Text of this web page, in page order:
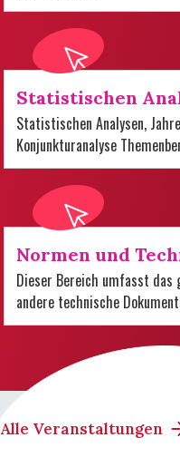
Statistischen
Statistischen Analysen,
Konjunkturanalyse
Normen und
Dieser Bereich umfasst das
andere technische
Alle Veranstaltungen